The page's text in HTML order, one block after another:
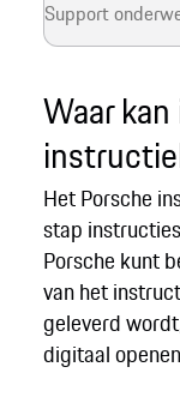
Waar
Het Porsche
stap
Porsche kunt
van het
geleverd
digitaal